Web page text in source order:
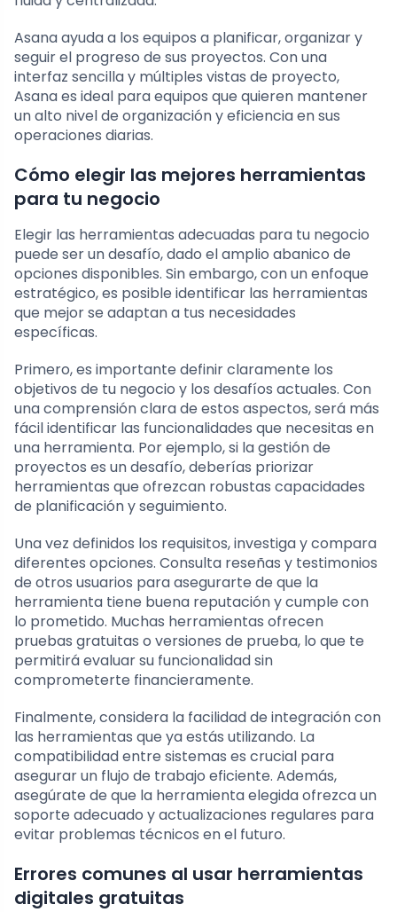
Asana ayuda a los equipos a planificar, organizar y
seguir el progreso de sus proyectos. Con una
interfaz sencilla y múltiples vistas de proyecto,
Asana es ideal para equipos que quieren mantener
un alto nivel de organización y eficiencia en sus
operaciones diarias.
Cómo elegir las mejores herramientas
para tu negocio
Elegir las herramientas adecuadas para tu negocio
puede ser un desafío, dado el amplio abanico de
opciones disponibles. Sin embargo, con un enfoque
estratégico, es posible identificar las herramientas
que mejor se adaptan a tus necesidades
específicas.
Primero, es importante definir claramente los
objetivos de tu negocio y los desafíos actuales. Con
una comprensión clara de estos aspectos, será más
fácil identificar las funcionalidades que necesitas en
una herramienta. Por ejemplo, si la gestión de
proyectos es un desafío, deberías priorizar
herramientas que ofrezcan robustas capacidades
de planificación y seguimiento.
Una vez definidos los requisitos, investiga y compara
diferentes opciones. Consulta reseñas y testimonios
de otros usuarios para asegurarte de que la
herramienta tiene buena reputación y cumple con
lo prometido. Muchas herramientas ofrecen
pruebas gratuitas o versiones de prueba, lo que te
permitirá evaluar su funcionalidad sin
comprometerte financieramente.
Finalmente, considera la facilidad de integración con
las herramientas que ya estás utilizando. La
compatibilidad entre sistemas es crucial para
asegurar un flujo de trabajo eficiente. Además,
asegúrate de que la herramienta elegida ofrezca un
soporte adecuado y actualizaciones regulares para
evitar problemas técnicos en el futuro.
Errores comunes al usar herramientas
digitales gratuitas